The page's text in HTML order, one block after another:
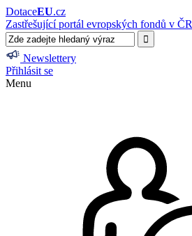
DotaceEU.cz
Zastřešující portál evropských fondů v ČR
Newslettery
Přihlásit se
Menu